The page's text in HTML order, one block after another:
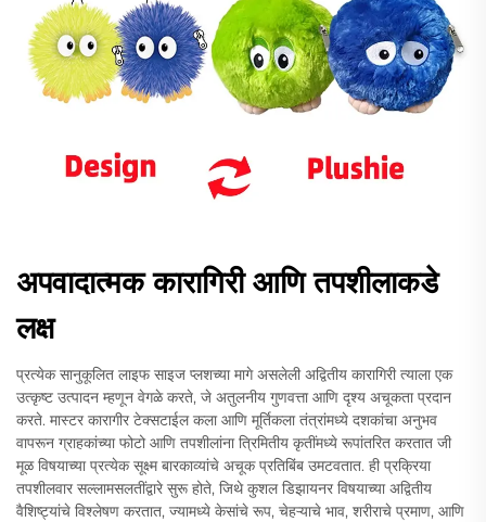
अपवादात्मक कारागिरी आणि तपशीलाकडे
लक्ष
प्रत्येक सानुकूलित लाइफ साइज प्लशच्या मागे असलेली अद्वितीय कारागिरी त्याला एक
उत्कृष्ट उत्पादन म्हणून वेगळे करते, जे अतुलनीय गुणवत्ता आणि दृश्य अचूकता प्रदान
करते. मास्टर कारागीर टेक्सटाईल कला आणि मूर्तिकला तंत्रांमध्ये दशकांचा अनुभव
वापरून ग्राहकांच्या फोटो आणि तपशीलांना त्रिमितीय कृतींमध्ये रूपांतरित करतात जी
मूळ विषयाच्या प्रत्येक सूक्ष्म बारकाव्यांचे अचूक प्रतिबिंब उमटवतात. ही प्रक्रिया
तपशीलवार सल्लामसलतींद्वारे सुरू होते, जिथे कुशल डिझायनर विषयाच्या अद्वितीय
वैशिष्ट्यांचे विश्लेषण करतात, ज्यामध्ये केसांचे रूप, चेहऱ्याचे भाव, शरीराचे प्रमाण, आणि